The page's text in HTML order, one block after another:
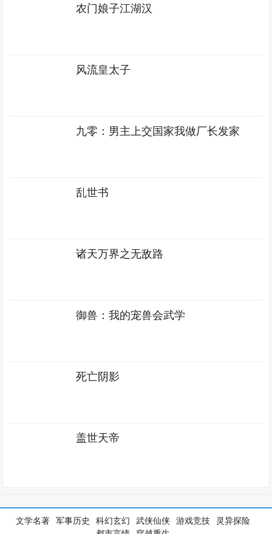
农门娘子江湖汉
风流皇太子
九零：男主上交国家我做厂长发家
乱世书
诸天万界之无敌路
御兽：我的宠兽会武学
死亡阴影
盖世天帝
文学名著 军事历史 科幻玄幻 武侠仙侠 游戏竞技
灵异探险